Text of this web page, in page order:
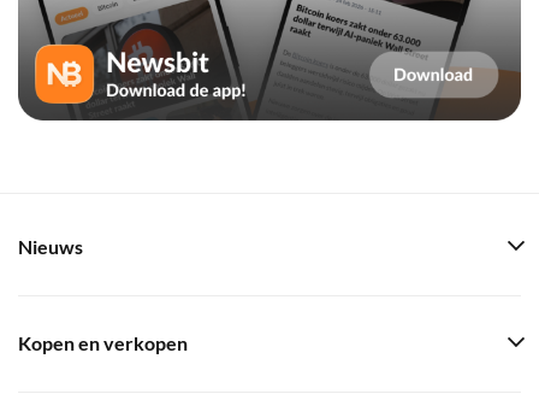
Nieuws
Kopen en verkopen